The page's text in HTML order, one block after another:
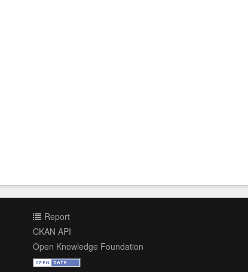
Report
CKAN API
Open Knowledge Foundation